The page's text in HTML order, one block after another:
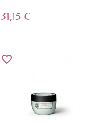
31,15 €
favorite_border